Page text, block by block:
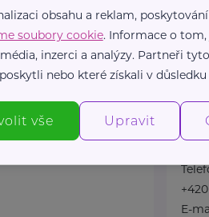
E-mail
E-
obsahu a reklam,
soubory cookie. Informace o
inzerci a analýzy. Partneři
nebo které získali v
vše Upravit